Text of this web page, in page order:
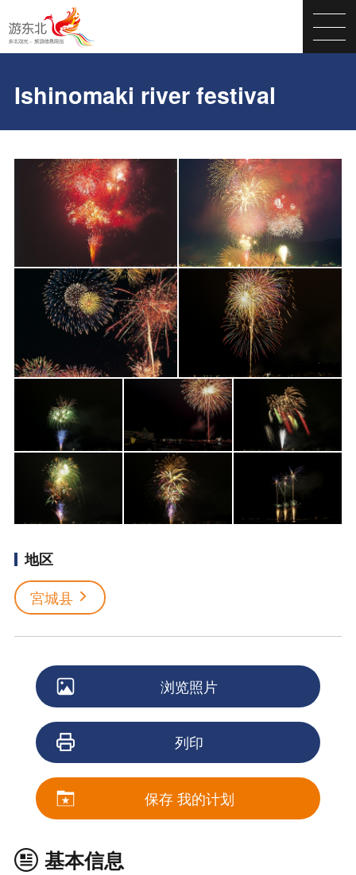
Ishinomaki river festival
地区
宮城县
浏览照片
列印
保存 我的计划
基本信息